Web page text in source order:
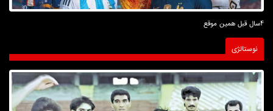
4سال قبل همین موقع
نوستالژی